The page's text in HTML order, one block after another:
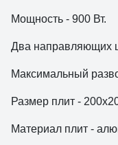
Мощность - 900 Вт.
Два направляющих
Максимальный
Размер плит -
Материал плит -